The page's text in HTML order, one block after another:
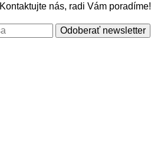
Kontaktujte nás, radi Vám poradíme!